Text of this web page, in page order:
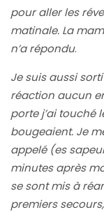
pour aller les
matinale. La
n’a répondu.
Je suis aussi
réaction aucun
porte j’ai touché
bougeaient. Je
appelé (es
minutes après
se sont mis à
premiers